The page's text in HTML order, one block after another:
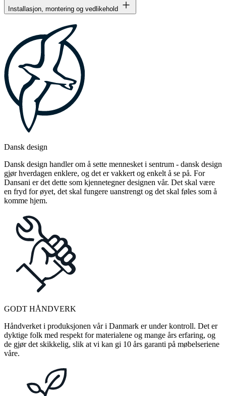
Installasjon, montering og vedlikehold
Dansk design
Dansk design handler om å sette mennesket i sentrum - dansk design
gjør hverdagen enklere, og det er vakkert og enkelt å se på. For
Dansani er det dette som kjennetegner designen vår. Det skal være
en fryd for øyet, det skal fungere uanstrengt og det skal føles som å
komme hjem.
GODT HÅNDVERK
Håndverket i produksjonen vår i Danmark er under kontroll. Det er
dyktige folk med respekt for materialene og mange års erfaring, og
de gjør det skikkelig, slik at vi kan gi 10 års garanti på møbelseriene
våre.